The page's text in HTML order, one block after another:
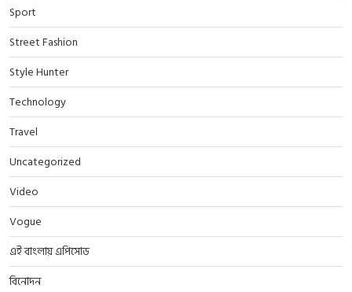
Sport
Street Fashion
Style Hunter
Technology
Travel
Uncategorized
Video
Vogue
এই বাংলায় এপিসোড
বিনোদন